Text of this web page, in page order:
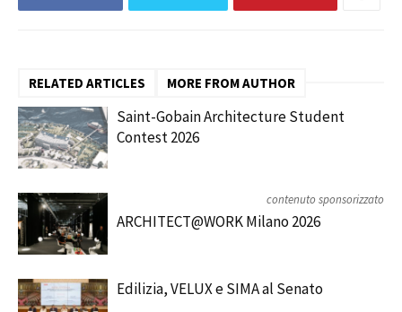
RELATED ARTICLES MORE FROM AUTHOR
Saint-Gobain Architecture Student
Contest 2026
contenuto sponsorizzato
ARCHITECT@WORK Milano 2026
Edilizia, VELUX e SIMA al Senato